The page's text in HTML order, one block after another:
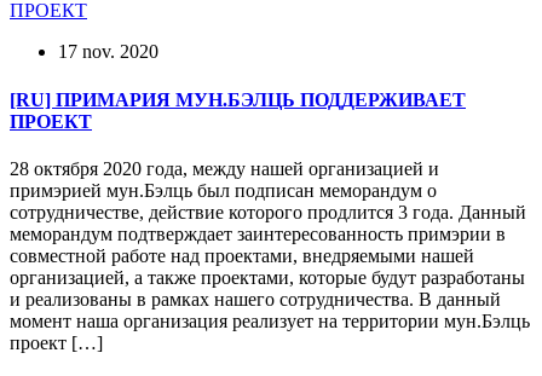
17 nov. 2020
[RU] ПРИМАРИЯ МУН.БЭЛЦЬ ПОДДЕРЖИВАЕТ
ПРОЕКТ
28 октября 2020 года, между нашей организацией и
примэрией мун.Бэлць был подписан меморандум о
сотрудничестве, действие которого продлится 3 года. Данный
меморандум подтверждает заинтересованность примэрии в
совместной работе над проектами, внедряемыми нашей
организацией, а также проектами, которые будут разработаны
и реализованы в рамках нашего сотрудничества. В данный
момент наша организация реализует на территории мун.Бэлць
проект […]